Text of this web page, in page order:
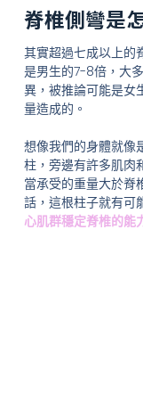
脊椎側彎是
其實超過七成以上的
是男生的7-8倍，大
異，被推論可能是女
量造成的。
想像我們的身體就像
柱，旁邊有許多肌肉
當承受的重量大於脊
話，這根柱子就有可
心肌群穩定脊椎的能